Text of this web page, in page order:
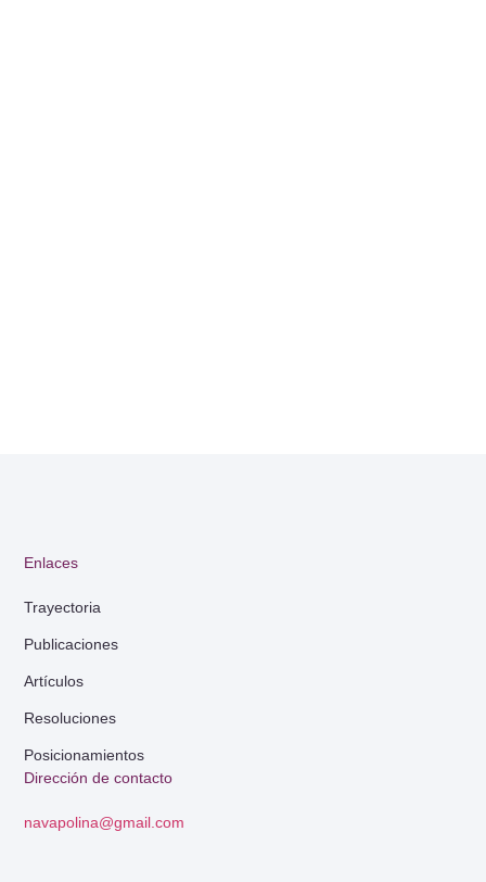
Dirección de contacto
navapolina@gmail.com
Enlaces
Trayectoria
Publicaciones
Artículos
Resoluciones
Posicionamientos